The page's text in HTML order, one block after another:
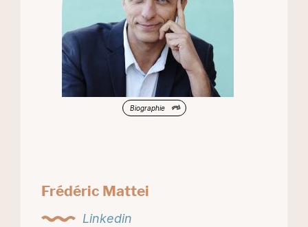
Biographie
Frédéric Mattei
Linkedin